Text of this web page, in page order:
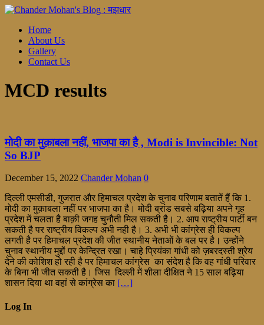
Home
About Us
Gallery
Contact Us
MCD results
मोदी का मुक़ाबला नहीं, भाजपा का है , Modi is Invincible: Not
So BJP
December 15, 2022 Chander Mohan 0
दिल्ली एमसीडी, गुजरात और हिमाचल प्रदेश के चुनाव परिणाम बतातें हैं कि 1.
मोदी का मुक़ाबला नहीं पर भाजपा का है। मोदी ब्रांड सबसे बढ़िया अपने गृह
प्रदेश में चलता है बाक़ी जगह चुनौती मिल सकती है। 2. आप राष्ट्रीय पार्टी बन
सकती है पर राष्ट्रीय विकल्प अभी नही है। 3. अभी भी कांग्रेस ही विकल्प
लगती है पर हिमाचल प्रदेश की जीत स्थानीय नेताओं के बल पर है। उन्होंने
चुनाव स्थानीय मुद्दों पर केन्द्रित रखा। चाहे प्रियंका गांधी को ज़बरदस्ती श्रेय
देने की कोशिश हो रही है पर हिमाचल कांग्रेस का संदेश है कि वह गांधी परिवार
के बिना भी जीत सकती है। जिस दिल्ली में शीला दीक्षित ने 15 साल बढ़िया
शासन दिया था वहां से कांग्रेस का […]
Log In